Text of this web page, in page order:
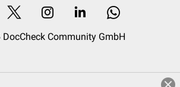
Community GmbH